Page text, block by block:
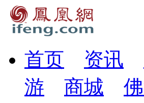
首页 资讯
游
商城